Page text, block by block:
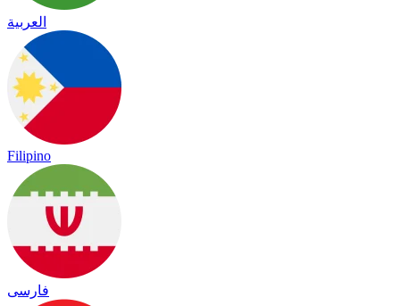
العربية
Filipino
فارسی